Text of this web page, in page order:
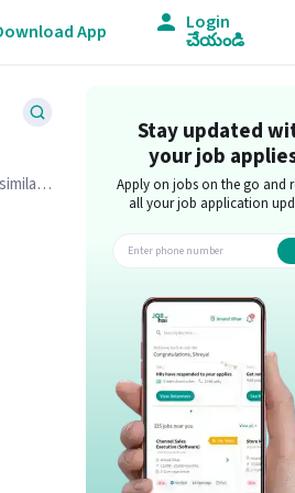
App Login
చేయండి
Stay updated
your job
Apply on jobs on the go and
all your job application